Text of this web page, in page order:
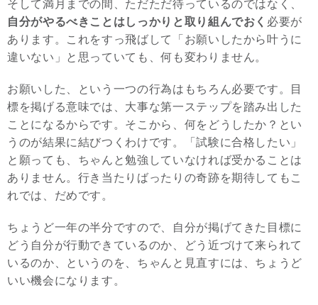
そして満月までの間、ただただ待っているのではなく、
自分がやるべきことはしっかりと取り組んでおく 必要が
あります。これをすっ飛ばして「お願いしたから叶うに
違いない」と思っていても、何も変わりません。
お願いした、という一つの行為はもちろん必要です。目
標を掲げる意味では、大事な第一ステップを踏み出した
ことになるからです。そこから、何をどうしたか？とい
うのが結果に結びつくわけです。「試験に合格したい」
と願っても、ちゃんと勉強していなければ受かることは
ありません。行き当たりばったりの奇跡を期待してもこ
れでは、だめです。
ちょうど一年の半分ですので、自分が掲げてきた目標に
どう自分が行動できているのか、どう近づけて来られて
いるのか、というのを、ちゃんと見直すには、ちょうど
いい機会になります。